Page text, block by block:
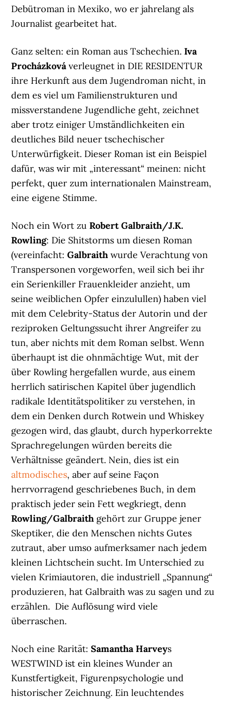
Debütroman in Mexiko, wo er jahrelang als
Journalist gearbeitet hat.
Ganz selten: ein Roman aus Tschechien.Iva
Procházkováverleugnet in DIE RESIDENTUR
ihre Herkunft aus dem Jugendroman nicht, in
dem es viel um Familienstrukturen und
missverstandene Jugendliche geht, zeichnet
aber trotz einiger Umständlichkeiten ein
deutliches Bild neuer tschechischer
Unterwürfigkeit. Dieser Roman ist ein Beispiel
dafür, was wir mit „interessant“ meinen: nicht
perfekt, quer zum internationalen Mainstream,
eine eigene Stimme.
Noch ein Wort zuRobert Galbraith/J.K.
Rowling: Die Shitstorms um diesen Roman
(vereinfacht:Galbraithwurde Verachtung von
Transpersonen vorgeworfen, weil sich bei ihr
ein Serienkiller Frauenkleider anzieht, um
seine weiblichen Opfer einzulullen) haben viel
mit dem Celebrity-Status der Autorin und der
reziproken Geltungssucht ihrer Angreifer zu
tun, aber nichts mit dem Roman selbst. Wenn
überhaupt ist die ohnmächtige Wut, mit der
über Rowling hergefallen wurde, aus einem
herrlich satirischen Kapitel über jugendlich
radikale Identitätspolitiker zu verstehen, in
dem ein Denken durch Rotwein und Whiskey
gezogen wird, das glaubt, durch hyperkorrekte
Sprachregelungen würden bereits die
Verhältnisse geändert. Nein, dies ist ein
altmodisches, aber auf seine Façon
herrvorragend geschriebenes Buch, in dem
praktisch jeder sein Fett wegkriegt, denn
Rowling/Galbraith gehört zur Gruppe jener
Skeptiker, die den Menschen nichts Gutes
zutraut, aber umso aufmerksamer nach jedem
kleinen Lichtschein sucht. Im Unterschied zu
vielen Krimiautoren, die industriell „Spannung“
produzieren, hat Galbraith was zu sagen und zu
erzählen. Die Auflösung wird viele
überraschen.
Noch eine Rarität:Samantha Harveys
WESTWIND ist ein kleines Wunder an
Kunstfertigkeit, Figurenpsychologie und
historischer Zeichnung. Ein leuchtendes